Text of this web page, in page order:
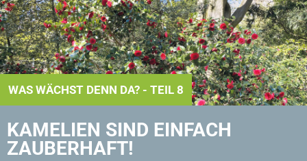
WAS WÄCHST DENN DA? - TEIL 8
KAMELIEN SIND EINFACH
ZAUBERHAFT!